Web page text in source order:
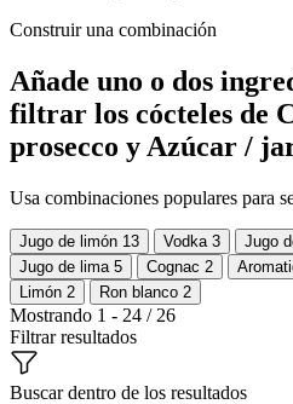
Construir una combinación
Añade uno o dos
filtrar los cócteles de
prosecco y Azúcar /
Usa combinaciones populares para
Jugo de limón 13 Vodka 3 Jugo
Jugo de lima 5 Cognac 2
Limón 2 Ron blanco 2
Mostrando 1 - 24 / 26
Filtrar resultados
Buscar dentro de los resultados